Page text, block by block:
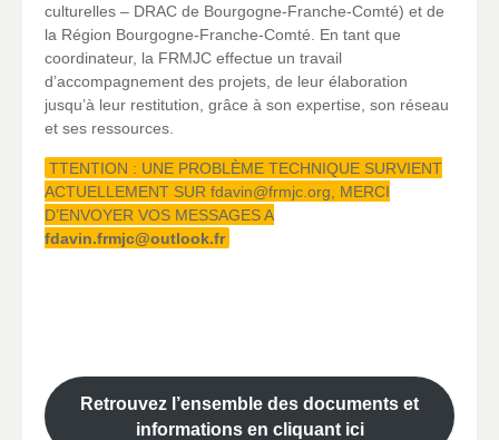
culturelles – DRAC de Bourgogne-Franche-Comté) et de
la Région Bourgogne-Franche-Comté. En tant que
coordinateur, la FRMJC effectue un travail
d’accompagnement des projets, de leur élaboration
jusqu’à leur restitution, grâce à son expertise, son réseau
et ses ressources.
TTENTION : UNE PROBLÈME TECHNIQUE SURVIENT
ACTUELLEMENT SUR fdavin@frmjc.org, MERCI
D’ENVOYER VOS MESSAGES A
fdavin.frmjc@outlook.fr
Retrouvez l’ensemble des documents et
informations en cliquant ici